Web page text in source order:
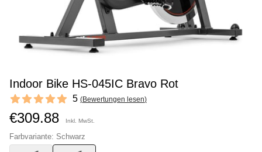
Indoor Bike HS-045IC Bravo Rot
Reviews
5 out of 5 stars 5 (Bewertungen lesen)
€309.88 Inkl. MwSt.
Farbvariante: Schwarz